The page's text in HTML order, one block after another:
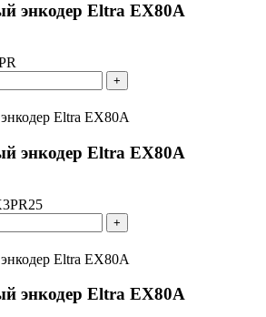
энкодер Eltra EX80A
+
энкодер Eltra EX80A
+
энкодер Eltra EX80A